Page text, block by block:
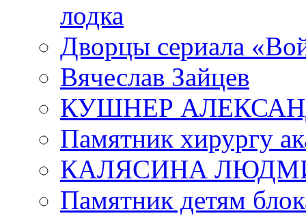
лодка
Дворцы сериала
Вячеслав Зайцев
КУШНЕР
Памятник хирургу
КАЛЯСИНА
Памятник детям